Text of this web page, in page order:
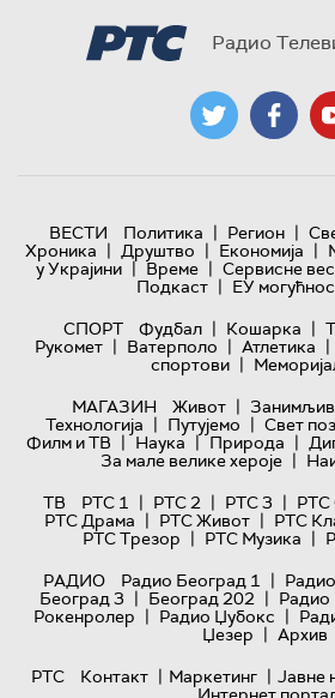
Радио
ВЕСТИ Политика | Регион |
Хроника | Друштво | Економија |
у Украјини | Време | Сервисне
Подкаст | ЕУ
СПОРТ
Фудбал | Кошарка |
Рукомет | Ватерполо | Атлетика |
спортови |
МАГАЗИН
Живот |
Технологијa | Путујемо | Свет
Филм и ТВ | Наука | Природа |
За мале велике хероје |
ТВ
РТС 1 | РТС 2 | РТС 3 | РТС
РТС Драма | РТС Живот | РТС
РТС Трезор | РТС Музика |
РАДИО
Радио Београд 1 |
Београд 3 | Београд 202 | Радио
Рокенролер | Радио Џубокс |
Џезер | Архив
РТС
Контакт | Маркетинг | Јавне